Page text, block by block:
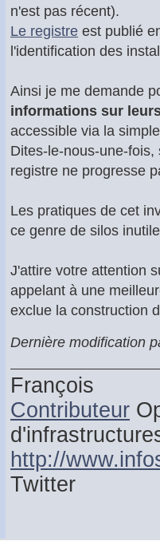
n'est pas récent).
Le registre est publié
l'identification des
Ainsi je me demande
informations sur
accessible via la
Dites-le-nous-une-
registre ne progresse
Les pratiques de cet
ce genre de silos
J'attire votre attention
appelant à une
exclue la construction
Dernière modification
François
Contributeur
http://
Twitter